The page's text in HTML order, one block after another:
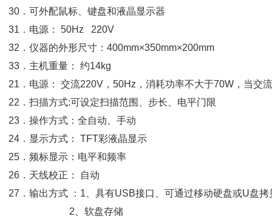
30．可外配鼠标、键盘和液晶显示器
31．电源： 50Hz 220V
32．仪器的外形尺寸：400mm×350mm×200mm
33．主机重量： 约14kg
21．电源： 交流220V，50Hz，消耗功率不大于70W，当交
22．扫描方式:可设定扫描范围、步长、电平门限
23．操作方式：全自动、手动
24．显示方式： TFT彩液晶显示
25．频标显示：电平和频率
26．天线校正： 自动
27．输出方式 ：1、具有USB接口、可通过移动硬盘或U盘
2、软盘存储